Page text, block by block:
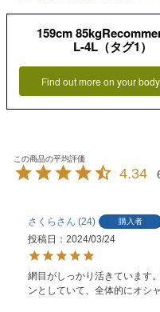
159cm
L-4L（タグ1）
Find out more on your
4.34
さくら 24 購入者
投稿日
2024/03/24
網目がしっかり活きています
ンとしていて、全体的にオシャ